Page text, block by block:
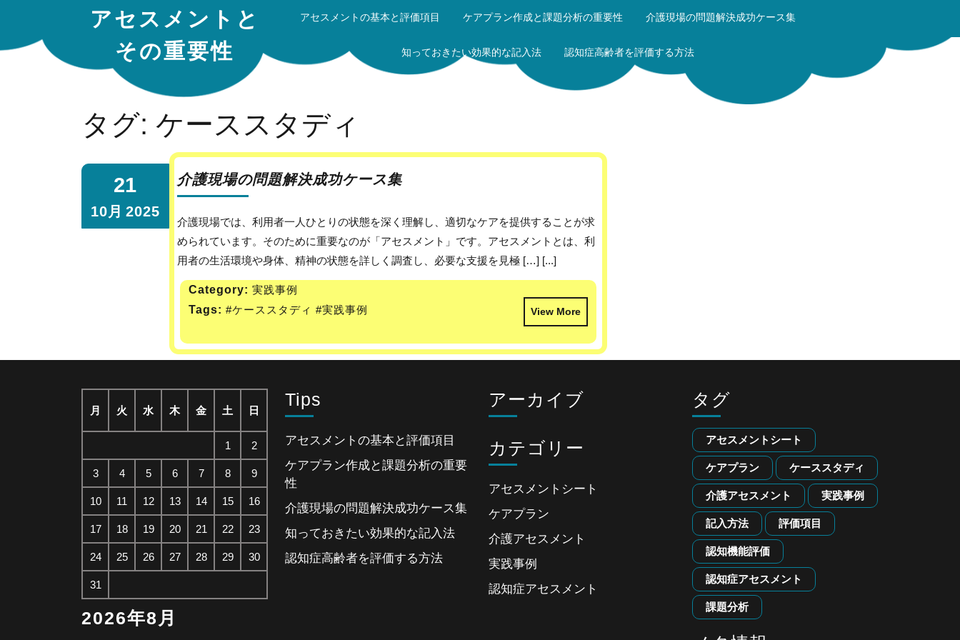
アセスメントと
その重要性
アセスメントの基本と評価項目 ケアプラン作成と課題分析の重要性 介護現場の問題解決成功ケース集
知っておきたい効果的な記入法 認知症高齢者を評価する方法
タグ: ケーススタディ
21
10月 2025
介護現場の問題解決成功ケース集
介護現場では、利用者一人ひとりの状態を深く理解し、適切なケアを提供することが求
められています。そのために重要なのが「アセスメント」です。アセスメントとは、利
用者の生活環境や身体、精神の状態を詳しく調査し、必要な支援を見極 […] [...]
Category: 実践事例
Tags: #ケーススタディ #実践事例 View More
2026年8月
月 火 水 木 金 土 日
1 2
3 4 5 6 7 8 9
10 11 12 13 14 15 16
17 18 19 20 21 22 23
24 25 26 27 28 29 30
31
Tips
アセスメントの基本と評価項目
ケアプラン作成と課題分析の重要
性
介護現場の問題解決成功ケース集
知っておきたい効果的な記入法
認知症高齢者を評価する方法
アーカイブ
カテゴリー
アセスメントシート
ケアプラン
介護アセスメント
実践事例
認知症アセスメント
タグ
アセスメントシート
ケアプラン ケーススタディ
介護アセスメント 実践事例
記入方法 評価項目
認知機能評価
認知症アセスメント
課題分析